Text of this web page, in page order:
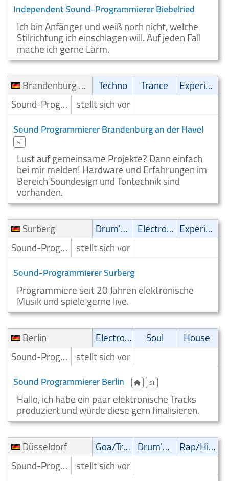
Independent Sound-Programmierer Biebelried
Ich bin Anfänger und weiß noch nicht, welche
Stilrichtung ich einschlagen will. Auf jeden Fall
mache ich gerne Lärm.
Brandenburg an der Havel
Techno Trance
Experimental
Sound-Programmierer stellt sich vor
Sound Programmierer Brandenburg an der Havel
si
Lust auf gemeinsame Projekte? Dann einfach
bei mir melden! Hardware und Erfahrungen im
Bereich Soundesign und Tontechnik sind
vorhanden.
Surberg
Drum'n' Bass Electronic
Experimental
Sound-Programmierer stellt sich vor
Sound-Programmierer Surberg
Programmiere seit 20 Jahren elektronische
Musik und spiele gerne live.
Berlin
Electronic Soul
House
Sound-Programmierer stellt sich vor
Sound Programmierer Berlin si
Hallo, ich habe ein paar elektronische Tracks
produziert und würde diese gern finalisieren.
Düsseldorf
Goa/Trip-Hop Drum'n' Bass
Rap/Hip-Hop/RnB
Sound-Programmierer stellt sich vor